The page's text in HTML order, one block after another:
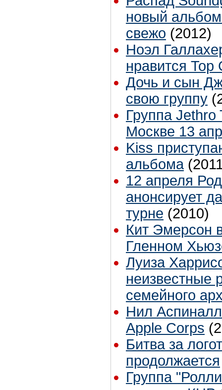
новый
свежо (2012)
Ноэл
нравится Top
Дочь и сын
свою группу
Группа Jethro
Москве 13
Kiss
альбома
12 апреля
анонсирует
турне (2010)
Кит Эмерсон
Гленном
Луиза
неизвестные
семейного
Нил
Apple Corps
Битва за
продолжается
Группа